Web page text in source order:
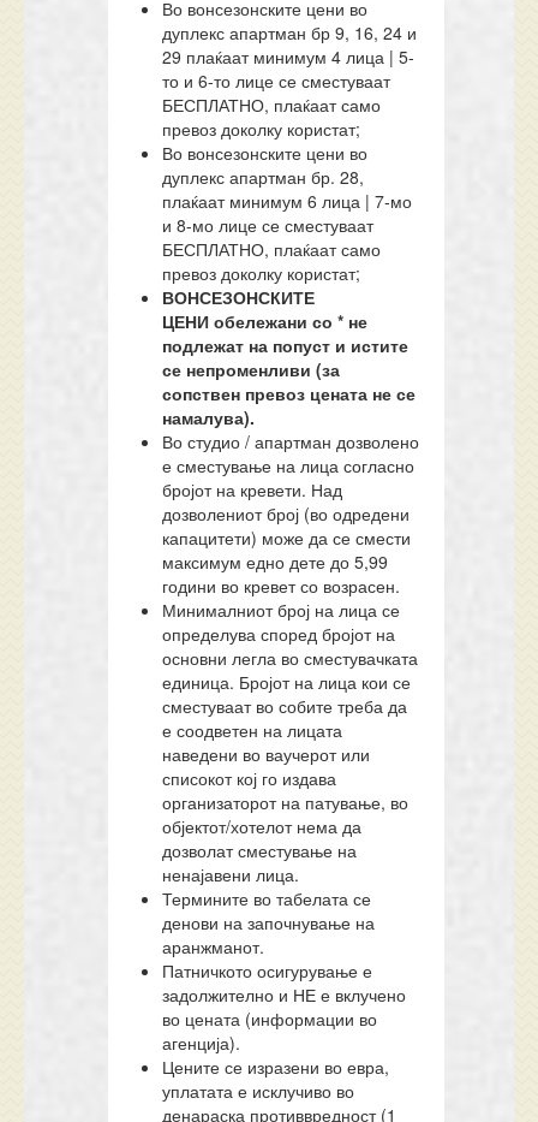
Во вонсезонските цени во
дуплекс апартман бр 9, 16, 24 и
29 плаќаат минимум 4 лица | 5-
то и 6-то лице се сместуваат
БЕСПЛАТНО, плаќаат само
превоз доколку користат;
Во вонсезонските цени во
дуплекс апартман бр. 28,
плаќаат минимум 6 лица | 7-мо
и 8-мо лице се сместуваат
БЕСПЛАТНО, плаќаат само
превоз доколку користат;
ВОНСЕЗОНСКИТЕ
ЦЕНИ обележани со * не
подлежат на попуст и истите
се непроменливи (за
сопствен превоз цената не се
намалува).
Во студио / апартман дозволено
е сместување на лица согласно
бројот на кревети. Над
дозволениот број (во одредени
капацитети) може да се смести
максимум едно дете до 5,99
години во кревет со возрасен.
Минималниот број на лица се
определува според бројот на
основни легла во сместувачката
единица. Бројот на лица кои се
сместуваат во собите треба да
е соодветен на лицата
наведени во ваучерот или
списокот кој го издава
организаторот на патување, во
објектот/хотелот нема да
дозволат сместување на
ненајавени лица.
Термините во табелата се
денови на започнување на
аранжманот.
Патничкото осигурување е
задолжително и НЕ е вклучено
во цената (информации во
агенција).
Цените се изразени во евра,
уплатата е исклучиво во
денараска противвредност (1